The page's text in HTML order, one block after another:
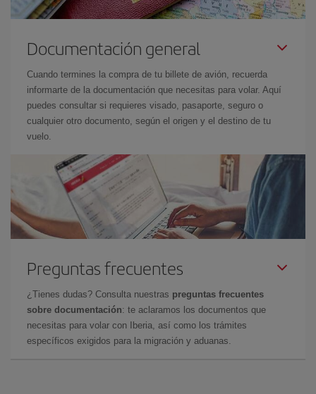
Documentación general
Cuando termines la compra de tu billete de avión, recuerda
informarte de la documentación que necesitas para volar. Aquí
puedes consultar si requieres visado, pasaporte, seguro o
cualquier otro documento, según el origen y el destino de tu
vuelo.
Preguntas frecuentes
¿Tienes dudas? Consulta nuestras preguntas frecuentes
sobre documentación: te aclaramos los documentos que
necesitas para volar con Iberia, así como los trámites
específicos exigidos para la migración y aduanas.